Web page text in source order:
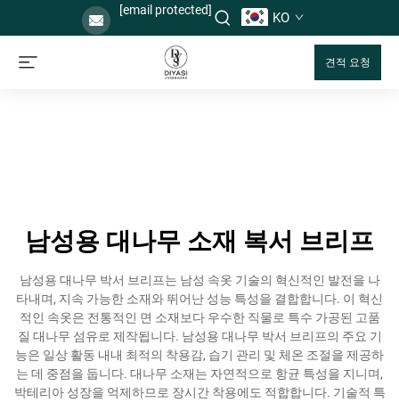
[email protected] KO
견적 요청
남성용 대나무 소재 복서 브리프
남성용 대나무 박서 브리프는 남성 속옷 기술의 혁신적인 발전을 나
타내며, 지속 가능한 소재와 뛰어난 성능 특성을 결합합니다. 이 혁신
적인 속옷은 전통적인 면 소재보다 우수한 직물로 특수 가공된 고품
질 대나무 섬유로 제작됩니다. 남성용 대나무 박서 브리프의 주요 기
능은 일상 활동 내내 최적의 착용감, 습기 관리 및 체온 조절을 제공하
는 데 중점을 둡니다. 대나무 소재는 자연적으로 항균 특성을 지니며,
박테리아 성장을 억제하므로 장시간 착용에도 적합합니다. 기술적 특